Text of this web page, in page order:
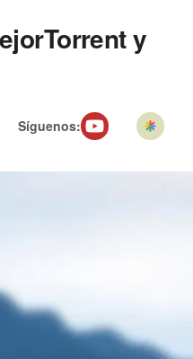
y
Síguenos: